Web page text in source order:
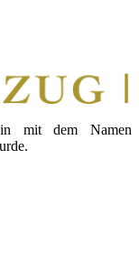
mit dem Namen